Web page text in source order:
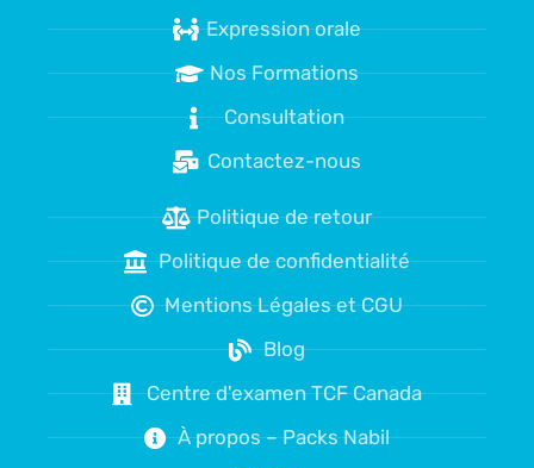
Expression orale
Nos Formations
Consultation
Contactez-nous
Politique de retour
Politique de confidentialité
Mentions Légales et CGU
Blog
Centre d'examen TCF Canada
À propos – Packs Nabil